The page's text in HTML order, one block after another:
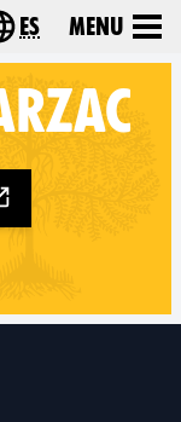
your
es Menu